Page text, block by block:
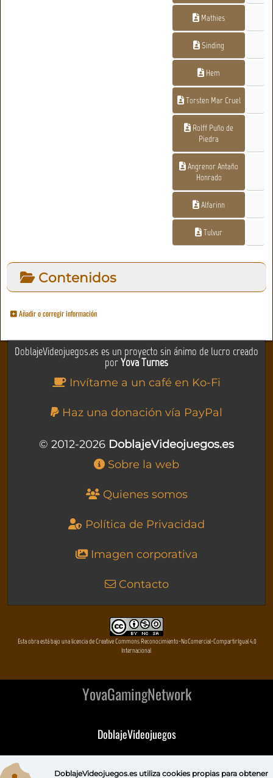
Mathies
Sinding
Hem
Torsten Mar Cruel
Rolff Puño de
Piedra
Angrenor Antaño
Honrado
Alfarinn
Tulvur
Contenidos
Añadir o corregir información
DoblajeVideojuegos.es es un proyecto sin ánimo de lucro creado
porYova Turnes
Invítame a un café en Ko-Fi
Haz una donación vía PayPal
© 2012-2026 DoblajeVideojuegos.es
Sobre la web
Quienes somos
Política de Privacidad
Imagen corporativa
Contacto
Esta obra está bajo una licencia de Creative Commons Reconocimiento-NoComercial-CompartirIgual 4.0
Internacional
YovaGamingNetwork
DoblajeVideojuegos
DoblajeVideojuegos.es utiliza cookies propiaspara obtener